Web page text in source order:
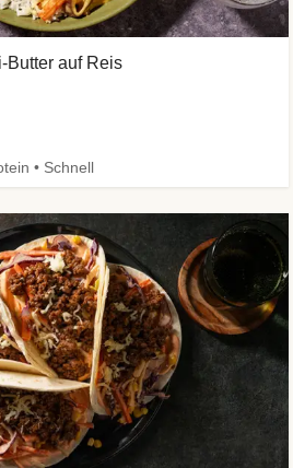
Butter auf Reis
• Schnell